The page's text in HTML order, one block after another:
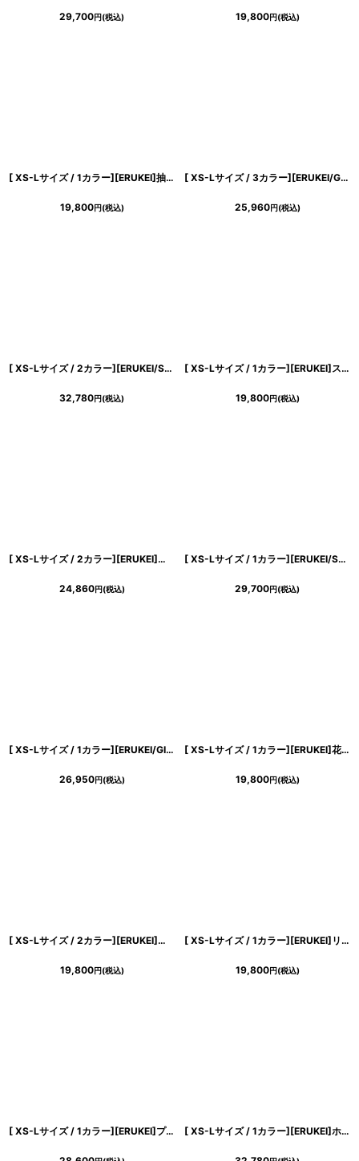
29,700円(税込) 19,800円(税込)
[ XS-Lサイズ / 1カラー][ERUKEI]抽象柄・プリント・サテン・フリルスリーブ・Vネック・タック・ベルト風・スリット・Aライン・ロングドレス[送料無料]
19,800円(税込)
[ XS-Lサイズ / 3カラー][ERUKEI/GINZA COUTURE]花柄・ジャガード・ノースリーブ・Aライン・ミディアムドレス・ワンピース[送料無料]
25,960円(税込)
[ XS-Lサイズ / 2カラー][ERUKEI/SETTAN]ゴールド×グレー・ノースリーブ・ラウンドネック・花柄・フラワー・フレア・Aライン・ロングドレス[送料無料]
32,780円(税込)
[ XS-Lサイズ / 1カラー][ERUKEI]ステッチ・Vネック・ノースリーブ・プリーツ・Aライン・ミニドレス・ワンピース[送料無料]
19,800円(税込)
[ XS-Lサイズ / 2カラー][ERUKEI]花柄・シワ加工・ノースリーブ・ブローチ・ポケット・Aライン・ミディアムドレス・ワンピース[送料無料]
24,860円(税込)
[ XS-Lサイズ / 1カラー][ERUKEI/SETTAN]総レース・斜め切替・アシンメトリー・フレンチスリーブ・マキシ丈・Aライン・ロングドレス[送料無料]
29,700円(税込)
[ XS-Lサイズ / 1カラー][ERUKEI/GINZA COUTURE]花柄・プリント・ハイネック・ベルト・Aライン・ミディアムドレス・ワンピース[送料無料]
26,950円(税込)
[ XS-Lサイズ / 1カラー][ERUKEI]花柄・プリント・シフォン・Vネック・ノースリーブ・肩リボン・タック・フレア・Aライン・ミディアムドレス・ワンピース[送料無料]
19,800円(税込)
[ XS-Lサイズ / 2カラー][ERUKEI]プリント・サテン・ノースリーブ・Aライン・ミディアムドレス・ワンピース[送料無料]
19,800円(税込)
[ XS-Lサイズ / 1カラー][ERUKEI]リボン柄・プリント・ノースリーブ・肩リボン・Aライン・フレア・ミニドレス・ワンピース[送料無料]
19,800円(税込)
[ XS-Lサイズ / 1カラー][ERUKEI]プリント・花柄・Vネック・ハイウエスト・Aライン・ロングドレス[送料無料] [ XS-Lサイズ / 1カラー][ERUKEI]ホワイト×ブルー・ベルト・プリント・ノースリーブ・Aライン・ロングドレス・ワンピース[山崎みどり着用][送料無料] mywh